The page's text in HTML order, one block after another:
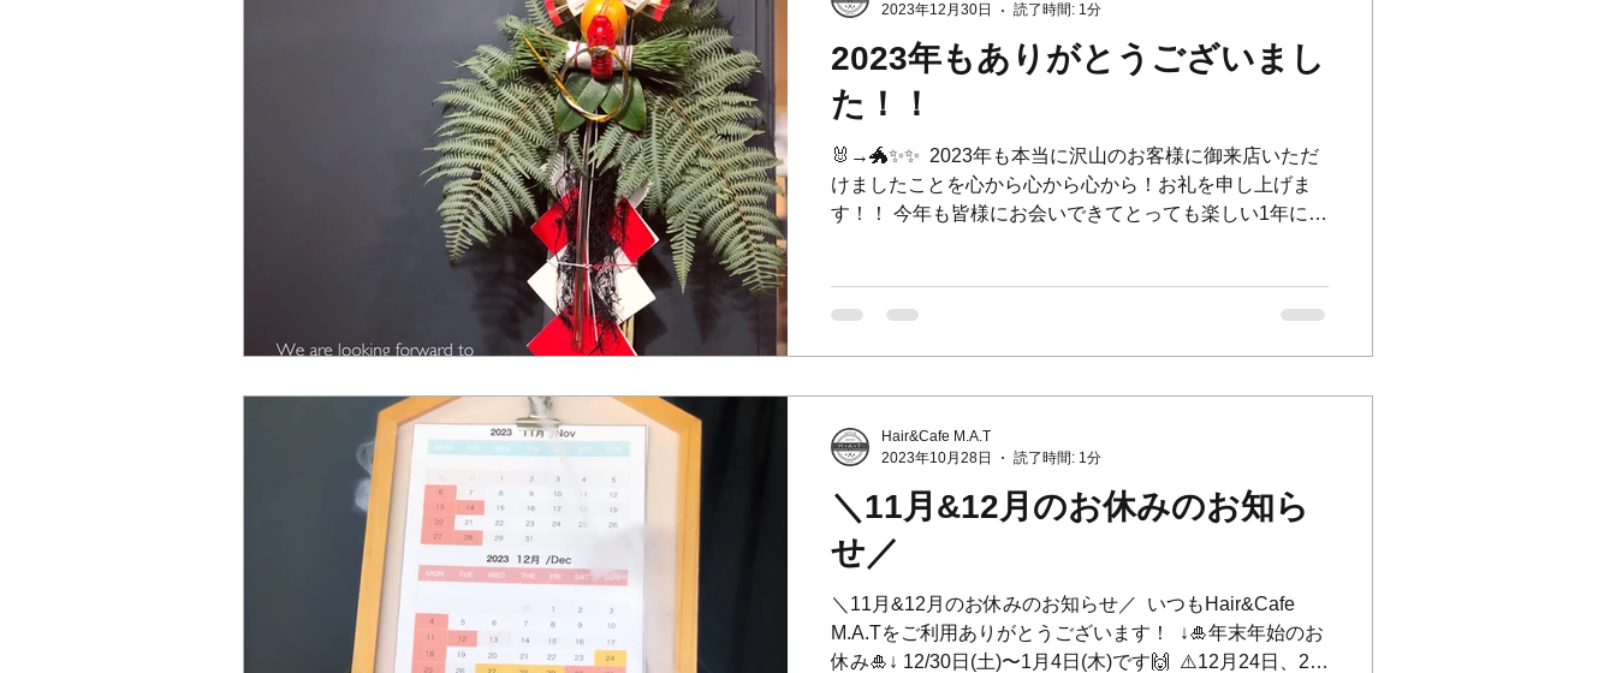
2023年もありがとうございまし
た！！
🐰→🐲✨✨ ⁡ 2023年も本当に沢山のお客様に御来店いただ
けましたことを心から心から心から！お礼を申し上げま
す！！ 今年も皆様にお会いできてとっても楽しい1年にな
2023年12月30日
読了時間: 1分
＼11月&12月のお休みのお知ら
せ／
＼11月&12月のお休みのお知らせ／ ⁡ いつもHair&Cafe
M.A.Tをご利用ありがとうございます！ ⁡ ↓🎍年末年始のお
休み🎍↓ 12/30日(土)〜1月4日(木)です🙌 ⁡ ⚠️12月24日、27
Hair&Cafe M.A.T
2023年10月28日
読了時間: 1分